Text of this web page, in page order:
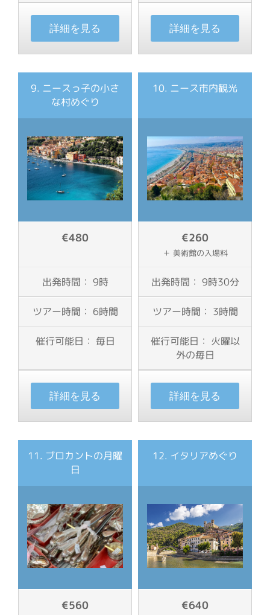
詳細を見る 詳細を見る
9. ニースっ子の小さ
な村めぐり
€480
出発時間： 9時
ツアー時間： 6時間
催行可能日： 毎日
詳細を見る
10. ニース市内観光
€260
＋ 美術館の入場料
出発時間： 9時30分
ツアー時間： 3時間
催行可能日： 火曜以
外の毎日
詳細を見る
11. ブロカントの月曜
日
€560
12. イタリアめぐり
€640